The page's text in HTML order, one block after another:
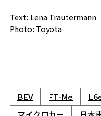
Text: Lena Trautermann
Photo: Toyota
BEV FT-Me